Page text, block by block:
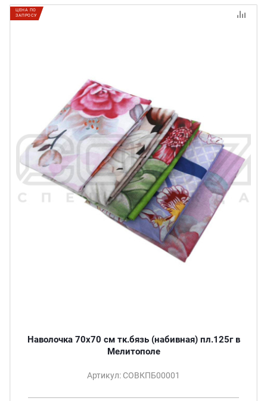
ЦЕНА ПО
ЗАПРОСУ
Наволочка 70х70 см тк.бязь (набивная) пл.125г в
Мелитополе
Артикул: СОВКПБ00001